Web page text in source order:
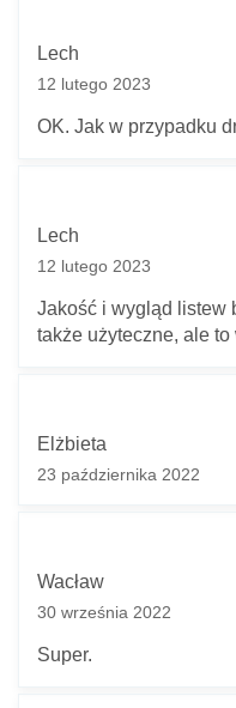
Lech
12 lutego 2023
OK. Jak w przypadku
Lech
12 lutego 2023
Jakość i wygląd listew
także użyteczne, ale
Elżbieta
23 października 2022
Wacław
30 września 2022
Super.